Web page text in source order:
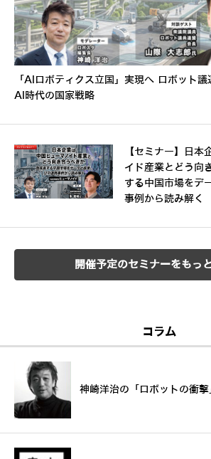
「AIロボティクス立国」実現へ ロボット
AI時代の国家戦略
【セミナー】日本
イド産業とどう
する中国市場をデ
事例から読み解く
開催予定のセミナーをもっ
コラム
神崎洋治の「ロボットの衝撃